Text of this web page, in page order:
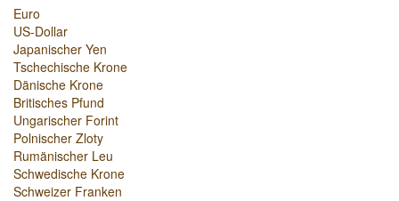
Euro
US-Dollar
Japanischer Yen
Tschechische Krone
Dänische Krone
Britisches Pfund
Ungarischer Forint
Polnischer Zloty
Rumänischer Leu
Schwedische Krone
Schweizer Franken